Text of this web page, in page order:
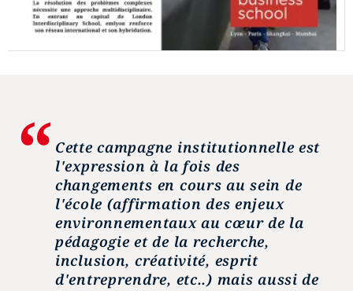
Cette campagne institutionnelle est
l'expression à la fois des
changements en cours au sein de
l'école (affirmation des enjeux
environnementaux au cœur de la
pédagogie et de la recherche,
inclusion, créativité, esprit
d'entreprendre, etc..) mais aussi de